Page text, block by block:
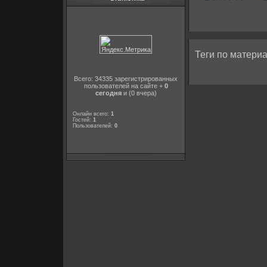
Всего: 34335 зарегистрированных
пользователей на сайте + 0
сегодняи (0 вчера)
Онлайн всего: 1
Гостей: 1
Пользователей: 0
Теги по